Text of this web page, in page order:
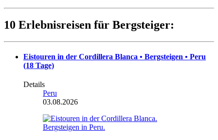
10 Erlebnisreisen für Bergsteiger:
Eistouren in der Cordillera Blanca • Bergsteigen • Peru
(18 Tage)
Details
Peru
03.08.2026